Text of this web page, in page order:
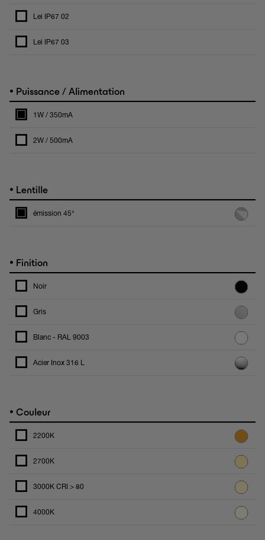
Lei IP67 02
Lei IP67 03
• Puissance / Alimentation
1W / 350mA
2W / 500mA
• Lentille
émission 45°
• Finition
Noir
Gris
Blanc - RAL 9003
Acier Inox 316 L
• Couleur
2200K
2700K
3000K CRI > 80
4000K